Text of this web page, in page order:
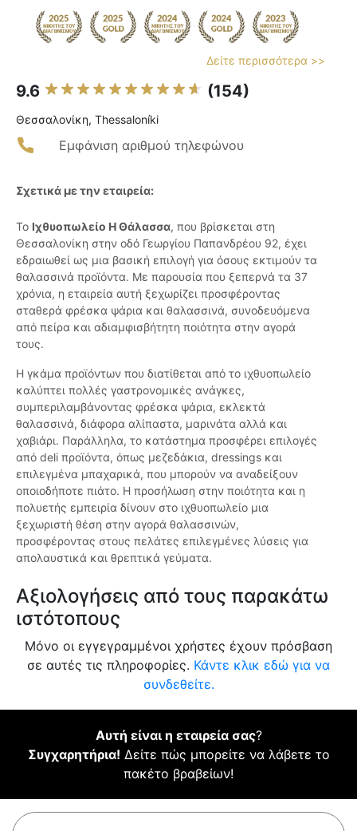
Δείτε περισσότερα >>
9.6 (154)
Θεσσαλονίκη, Thessaloníki
Εμφάνιση αριθμού τηλεφώνου
Σχετικά με την εταιρεία:
Το Ιχθυοπωλείο Η Θάλασσα, που βρίσκεται στη
Θεσσαλονίκη στην οδό Γεωργίου Παπανδρέου 92, έχει
εδραιωθεί ως μια βασική επιλογή για όσους εκτιμούν τα
θαλασσινά προϊόντα. Με παρουσία που ξεπερνά τα 37
χρόνια, η εταιρεία αυτή ξεχωρίζει προσφέροντας
σταθερά φρέσκα ψάρια και θαλασσινά, συνοδευόμενα
από πείρα και αδιαμφισβήτητη ποιότητα στην αγορά
τους.
Η γκάμα προϊόντων που διατίθεται από το ιχθυοπωλείο
καλύπτει πολλές γαστρονομικές ανάγκες,
συμπεριλαμβάνοντας φρέσκα ψάρια, εκλεκτά
θαλασσινά, διάφορα αλίπαστα, μαρινάτα αλλά και
χαβιάρι. Παράλληλα, το κατάστημα προσφέρει επιλογές
από deli προϊόντα, όπως μεζεδάκια, dressings και
επιλεγμένα μπαχαρικά, που μπορούν να αναδείξουν
οποιοδήποτε πιάτο. Η προσήλωση στην ποιότητα και η
πολυετής εμπειρία δίνουν στο ιχθυοπωλείο μια
ξεχωριστή θέση στην αγορά θαλασσινών,
προσφέροντας στους πελάτες επιλεγμένες λύσεις για
απολαυστικά και θρεπτικά γεύματα.
Αξιολογήσεις από τους παρακάτω
ιστότοπους
Μόνο οι εγγεγραμμένοι χρήστες έχουν πρόσβαση
σε αυτές τις πληροφορίες. Κάντε κλικ εδώ για να
συνδεθείτε.
Αυτή είναι η εταιρεία σας?
Συγχαρητήρια! Δείτε πώς μπορείτε να λάβετε το
πακέτο βραβείων!